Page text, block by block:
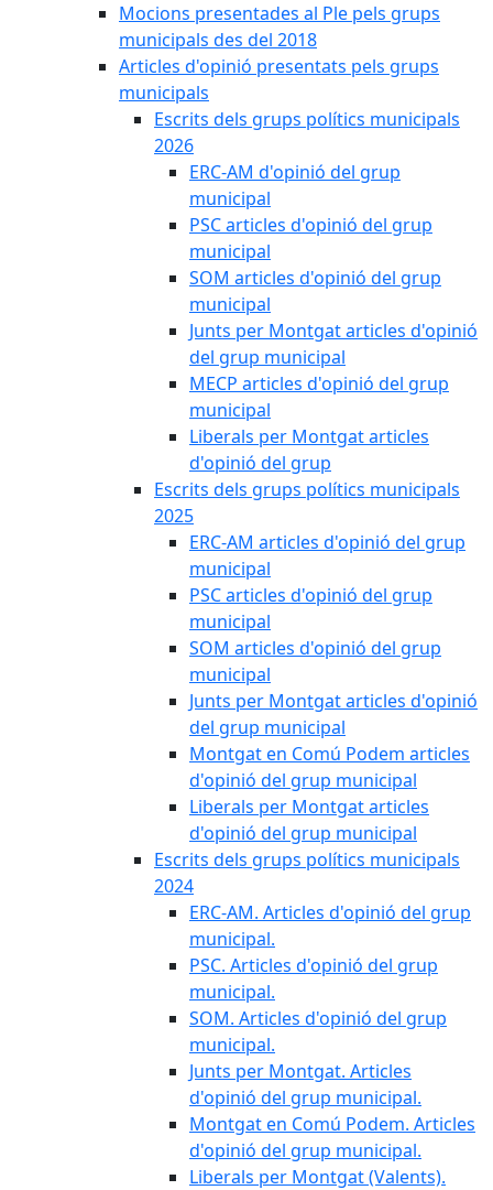
Mocions presentades al Ple pels grups
municipals des del 2018
Articles d'opinió presentats pels grups
municipals
Escrits dels grups polítics municipals
2026
ERC-AM d'opinió del grup
municipal
PSC articles d'opinió del grup
municipal
SOM articles d'opinió del grup
municipal
Junts per Montgat articles d'opinió
del grup municipal
MECP articles d'opinió del grup
municipal
Liberals per Montgat articles
d'opinió del grup
Escrits dels grups polítics municipals
2025
ERC-AM articles d'opinió del grup
municipal
PSC articles d'opinió del grup
municipal
SOM articles d'opinió del grup
municipal
Junts per Montgat articles d'opinió
del grup municipal
Montgat en Comú Podem articles
d'opinió del grup municipal
Liberals per Montgat articles
d'opinió del grup municipal
Escrits dels grups polítics municipals
2024
ERC-AM. Articles d'opinió del grup
municipal.
PSC. Articles d'opinió del grup
municipal.
SOM. Articles d'opinió del grup
municipal.
Junts per Montgat. Articles
d'opinió del grup municipal.
Montgat en Comú Podem. Articles
d'opinió del grup municipal.
Liberals per Montgat (Valents).